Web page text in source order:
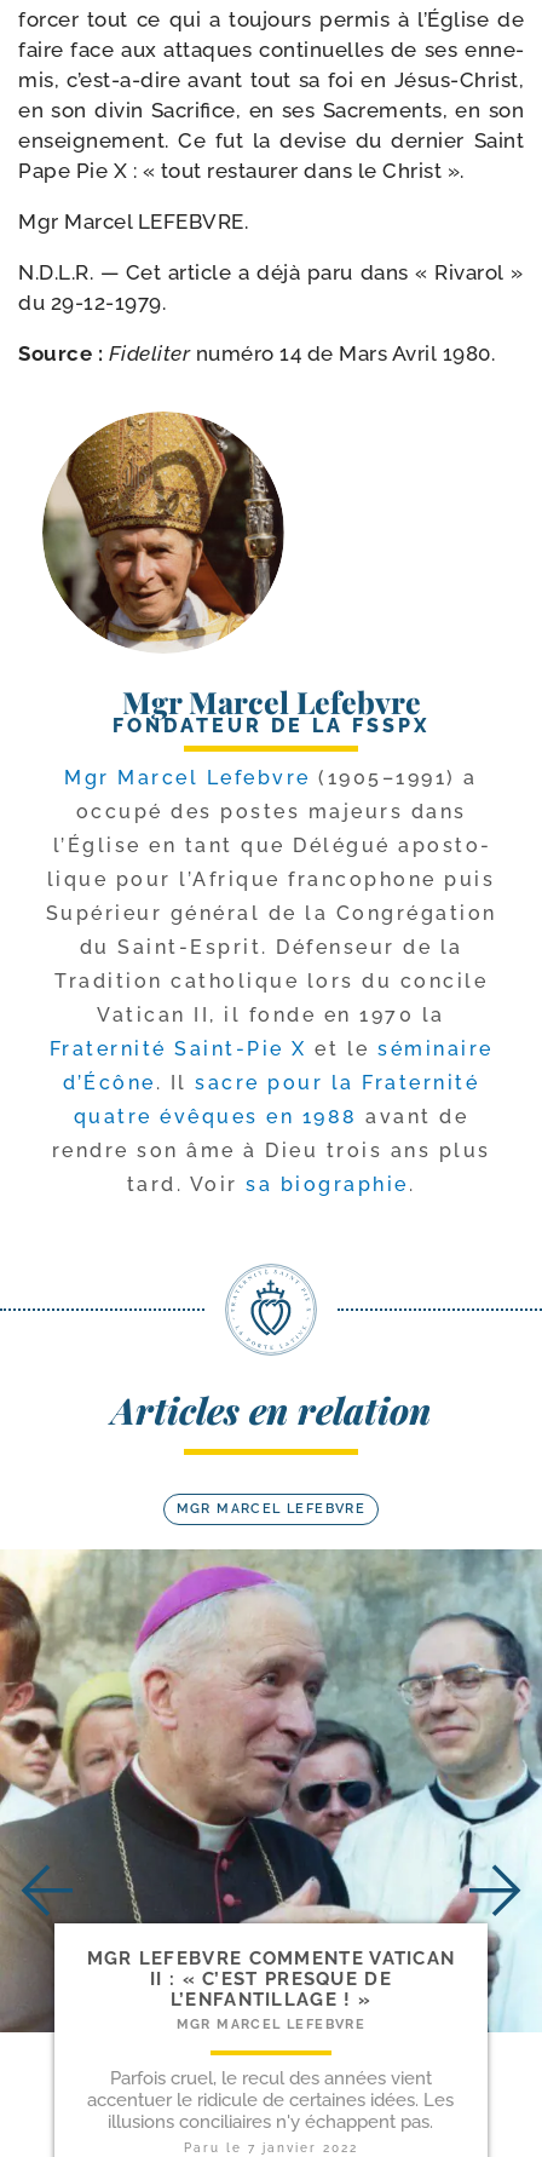
for­cer tout ce qui a tou­jours per­mis à l’Église de
faire face aux attaques conti­nuelles de ses enne­
mis, c’est-a-dire avant tout sa foi en Jésus-​Christ,
en son divin Sacrifice, en ses Sacrements, en son
ensei­gne­ment. Ce fut la devise du der­nier Saint
Pape Pie X : « tout res­tau­rer dans le Christ ».
Mgr Marcel LEFEBVRE.
N.D.L.R. — Cet article a déjà paru dans « Rivarol »
du 29-12-1979.
Source : Fideliternumé­ro 14 de Mars Avril 1980.
Mgr Marcel Lefebvre
FONDATEUR DE LA FSSPX
Mgr Marcel Lefebvre (1905–1991) a
occu­pé des postes majeurs dans
l’Église en tant que Délégué apos­to­
lique pour l’Afrique fran­co­phone puis
Supérieur géné­ral de la Congrégation
du Saint-​Esprit. Défenseur de la
Tradition catho­lique lors du concile
Vatican II, il fonde en 1970 la
Fraternité Saint-​Pie X et le sémi­naire
d’Écône . Il sacre pour la Fraternité
quatre évêques en 1988 avant de
rendre son âme à Dieu trois ans plus
tard. Voirsa bio­gra­phie .
Articles en relation
MGR MARCEL LEFEBVRE
MGR LEFEBVRE COMMENTE VATICAN
II : « C’EST PRESQUE DE
L’ENFANTILLAGE ! »
MGR MARCEL LEFEBVRE
Parfois cruel, le recul des années vient
accentuer le ridicule de certaines idées. Les
illusions conciliaires n'y échappent pas.
Paru le 7 janvier 2022